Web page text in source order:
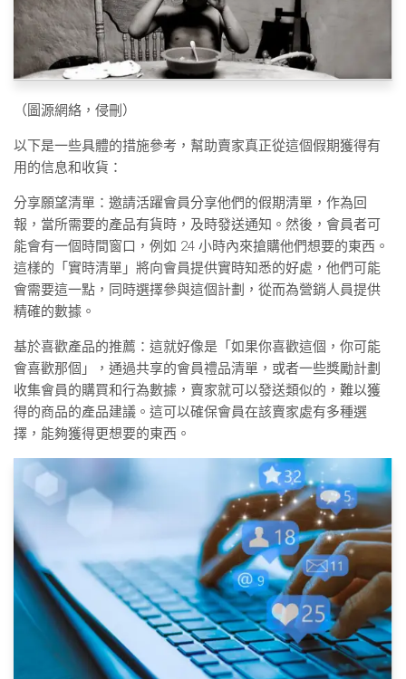
（圖源網絡，侵刪）
以下是一些具體的措施參考，幫助賣家真正從這個假期獲得有
用的信息和收貨：
分享願望清單：邀請活躍會員分享他們的假期清單，作為回
報，當所需要的產品有貨時，及時發送通知。然後，會員者可
能會有一個時間窗口，例如 24 小時內來搶購他們想要的東西。
這樣的「實時清單」將向會員提供實時知悉的好處，他們可能
會需要這一點，同時選擇參與這個計劃，從而為營銷人員提供
精確的數據。
基於喜歡產品的推薦：這就好像是「如果你喜歡這個，你可能
會喜歡那個」，通過共享的會員禮品清單，或者一些獎勵計劃
收集會員的購買和行為數據，賣家就可以發送類似的，難以獲
得的商品的產品建議。這可以確保會員在該賣家處有多種選
擇，能夠獲得更想要的東西。